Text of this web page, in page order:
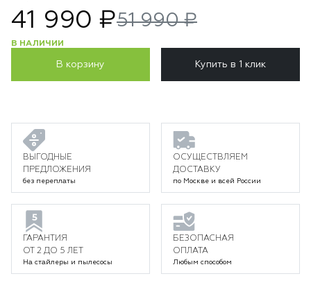
41 990 ₽51 990 ₽
В НАЛИЧИИ
В корзину Купить в 1 клик
ВЫГОДНЫЕ
ПРЕДЛОЖЕНИЯ
без переплаты
ОСУЩЕСТВЛЯЕМ
ДОСТАВКУ
по Москве и всей России
ГАРАНТИЯ
ОТ 2 ДО 5 ЛЕТ
На стайлеры и пылесосы
БЕЗОПАСНАЯ
ОПЛАТА
Любым способом